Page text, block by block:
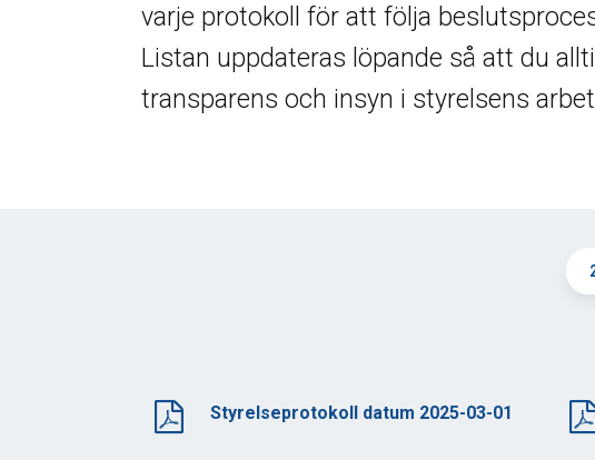
varje protokoll för att följa
Listan uppdateras löpande så att du
transparens och insyn i styrelsens
Styrelseprotokoll datum 2025-03-01